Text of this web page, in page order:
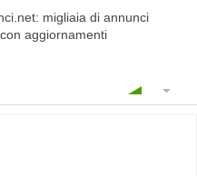
migliaia di annunci
aggiornamenti